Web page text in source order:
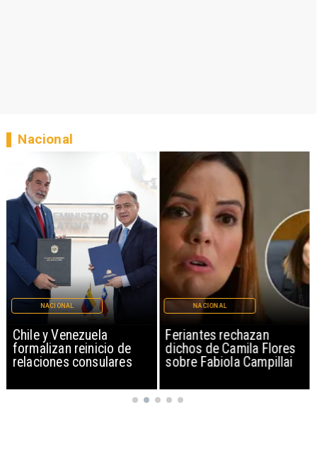
Chile y Venezuela
formalizan reinicio de
relaciones consulares
NACIONAL
Feriantes rechazan
dichos de Camila Flores
sobre Fabiola Campillai
NACIONAL
Nacional